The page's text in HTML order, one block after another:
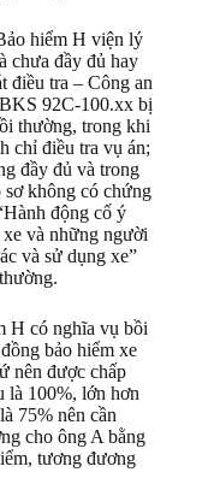
hiểm H viện lý
chưa đầy đủ hay
điều tra – Công an
92C-100.xx bị
thường, trong khi
chỉ điều tra vụ án;
đầy đủ và trong
không có chứng
động cố ý
và những người
và sử dụng xe”
H có nghĩa vụ bồi
bảo hiểm xe
nên được chấp
là 100%, lớn hơn
75% nên cần
cho ông A bằng
tương đương